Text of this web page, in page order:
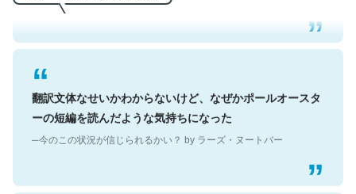
翻訳文体なせいかわからないけど、なぜかポールオースタ
ーの短編を読んだような気持ちになった